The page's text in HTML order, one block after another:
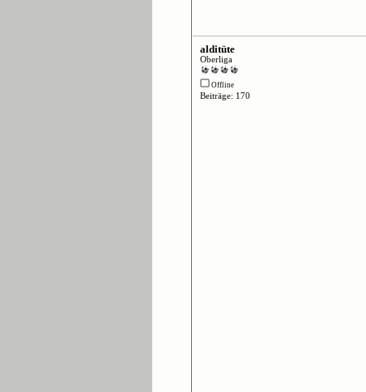
alditüte
Oberliga
Offline
Beiträge: 170